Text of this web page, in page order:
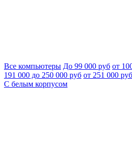
Все компьютеры До 99 000 руб от
191 000 до 250 000 руб от 251 000 руб
С белым корпусом